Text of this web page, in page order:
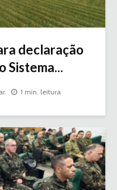
declaração
Sistema...
1 min. leitura